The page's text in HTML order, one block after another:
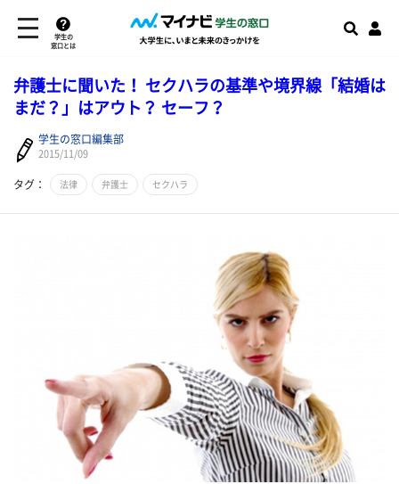
学生の
窓口とは
弁護士に聞いた！ セクハラの基準や境界線「結婚は
まだ？」はアウト？ セーフ？
学生の窓口編集部
2015/11/09
タグ： 法律 弁護士 セクハラ